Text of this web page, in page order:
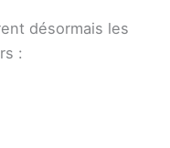
désormais les
: